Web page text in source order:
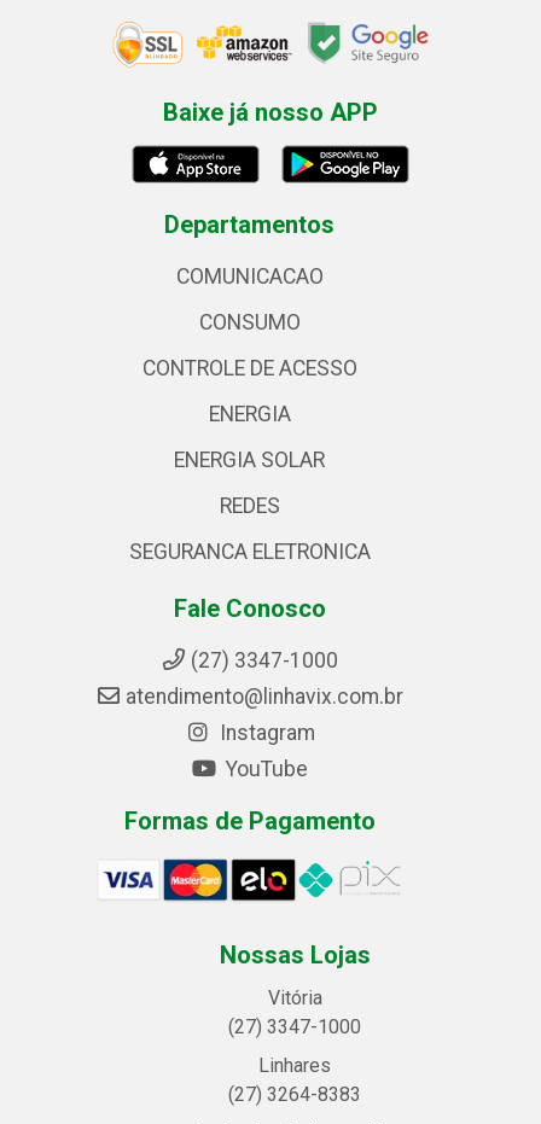
Baixe já nosso APP
Departamentos
COMUNICACAO
CONSUMO
CONTROLE DE ACESSO
ENERGIA
ENERGIA SOLAR
REDES
SEGURANCA ELETRONICA
Fale Conosco
(27) 3347-1000
atendimento@linhavix.com.br
Instagram
YouTube
Formas de Pagamento
Nossas Lojas
Vitória
(27) 3347-1000
Linhares
(27) 3264-8383